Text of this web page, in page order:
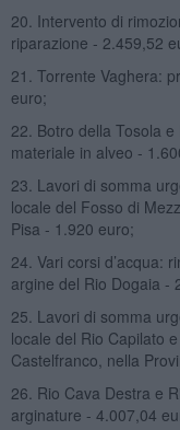
20. Intervento di
riparazione - 2.459,52
21. Torrente Vaghera:
euro;
22. Botro della Tosola
materiale in alveo -
23. Lavori di somma
locale del Fosso di
Pisa - 1.920 euro;
24. Vari corsi d’acqua:
argine del Rio Dogaia -
25. Lavori di somma
locale del Rio Capilato
Castelfranco, nella
26. Rio Cava Destra e
arginature - 4.007,04